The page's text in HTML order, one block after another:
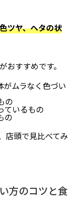
ツヤ、ヘタの状
すすめです。
がムラなく色づい
の
ているもの
の
店頭で見比べてみ
方のコツと食